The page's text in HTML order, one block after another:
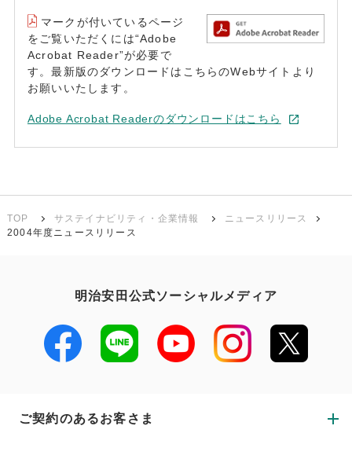
マークが付いているページ
をご覧いただくには“Adobe
Acrobat Reader”が必要で
す。最新版のダウンロードはこちらのWebサイトより
お願いいたします。
Adobe Acrobat Readerのダウンロードはこちら
TOP サステイナビリティ・企業情報
ニュースリリース
2004年度ニュースリリース
明治安田公式ソーシャルメディア
ご契約のあるお客さま